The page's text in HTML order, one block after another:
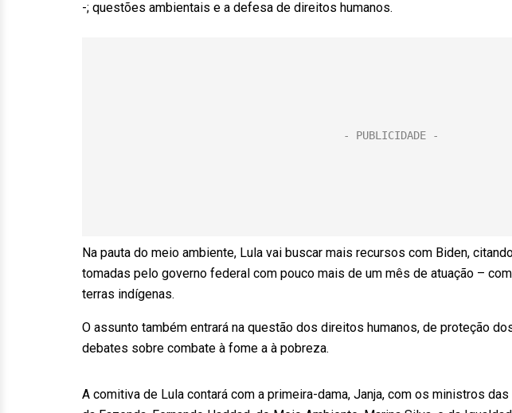
-; questões ambientais e a defesa de direitos humanos.
Na pauta do meio ambiente, Lula vai buscar mais recursos com Biden,
tomadas pelo governo federal com pouco mais de um mês de atuação –
terras indígenas.
O assunto também entrará na questão dos direitos humanos, de proteção
debates sobre combate à fome a à pobreza.
A comitiva de Lula contará com a primeira-dama, Janja, com os ministros